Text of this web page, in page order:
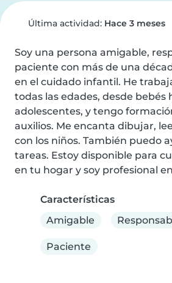
Última actividad: Hace 3 meses
Soy una persona amigable,
paciente con más de una
en el cuidado infantil. He
todas las edades, desde bebés
adolescentes, y tengo
auxilios. Me encanta dibujar,
con los niños. También puedo
tareas. Estoy disponible para
en tu hogar y soy profesional
Características
Amigable
Paciente